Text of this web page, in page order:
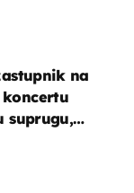
na
koncertu
suprugu,